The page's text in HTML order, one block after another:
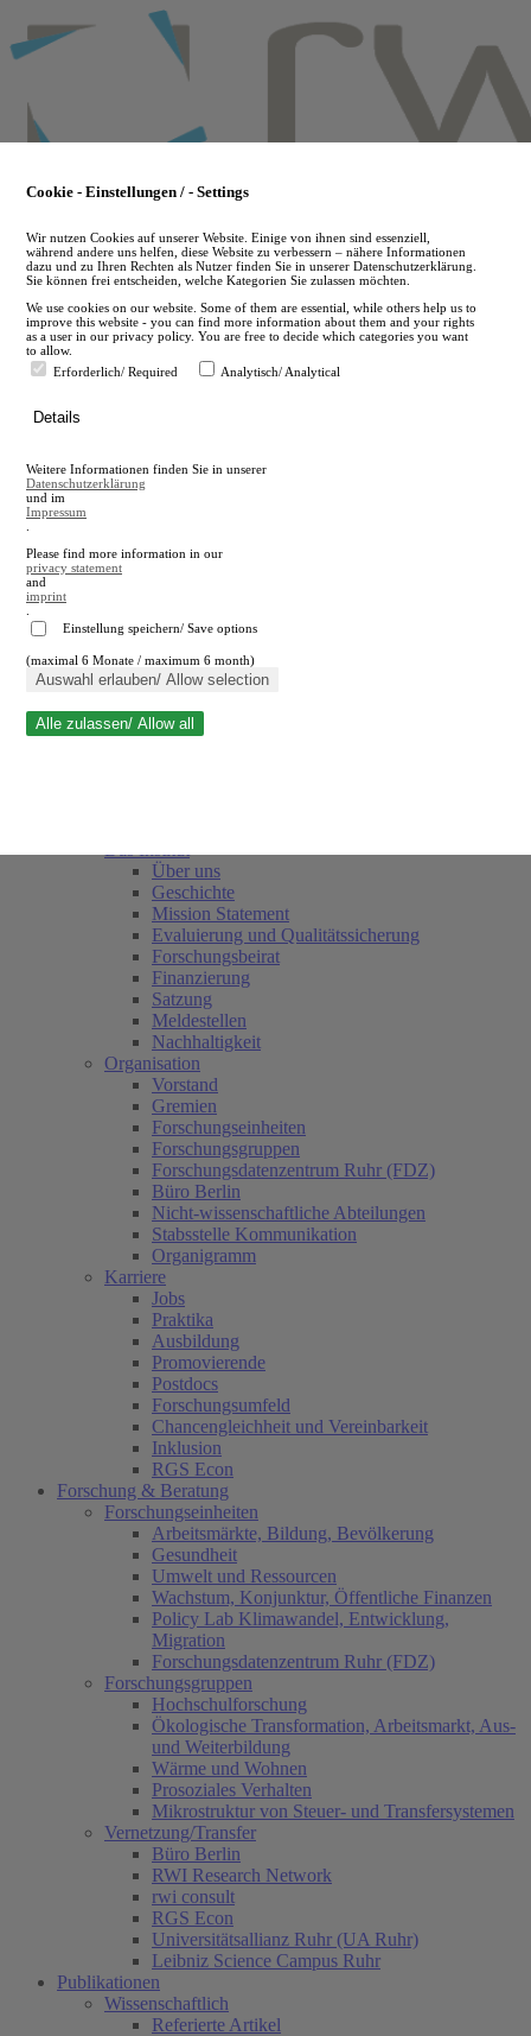
to
main
en
A
A
Suche schließen
Über uns
Geschichte
Mission Statement
Evaluierung und Qualitätssicherung
Forschungsbeirat
Finanzierung
Satzung
Meldestellen
Nachhaltigkeit
Organisation
Vorstand
Gremien
Forschungseinheiten
Forschungsgruppen
Forschungsdatenzentrum Ruhr (FDZ)
Büro Berlin
Nicht-wissenschaftliche Abteilungen
Stabsstelle Kommunikation
Organigramm
Karriere
Jobs
Praktika
Ausbildung
Promovierende
Postdocs
Forschungsumfeld
Chancengleichheit und Vereinbarkeit
Inklusion
RGS Econ
Forschung & Beratung
Forschungseinheiten
Arbeitsmärkte, Bildung, Bevölkerung
Gesundheit
Umwelt und Ressourcen
Wachstum, Konjunktur, Öffentliche Finanzen
Policy Lab Klimawandel, Entwicklung,
Migration
Forschungsdatenzentrum Ruhr (FDZ)
Forschungsgruppen
Hochschulforschung
Ökologische Transformation, Arbeitsmarkt, Aus-
und Weiterbildung
Wärme und Wohnen
Prosoziales Verhalten
Mikrostruktur von Steuer- und Transfersystemen
Vernetzung/Transfer
Büro Berlin
RWI Research Network
rwi consult
RGS Econ
Universitätsallianz Ruhr (UA Ruhr)
Leibniz Science Campus Ruhr
Publikationen
Wissenschaftlich
Referierte Artikel
Cookie - Einstellungen / - Settings
Wir nutzen Cookies auf unserer Website. Einige von ihnen sind essenziell,
während andere uns helfen, diese Website zu verbessern – nähere Informationen
dazu und zu Ihren Rechten als Nutzer finden Sie in unserer Datenschutzerklärung.
Sie können frei entscheiden, welche Kategorien Sie zulassen möchten.
We use cookies on our website. Some of them are essential, while others help us to
improve this website - you can find more information about them and your rights
as a user in our privacy policy. You are free to decide which categories you want
to allow.
Erforderlich/ Required
Analytisch/ Analytical
Details
Weitere Informationen finden Sie in unserer
Datenschutzerklärung
und im
Impressum
Please find more information in our
privacy statement
and
imprint
Einstellung speichern/ Save options
(maximal 6 Monate / maximum 6 month)
Auswahl erlauben/ Allow selection
Alle zulassen/ Allow all